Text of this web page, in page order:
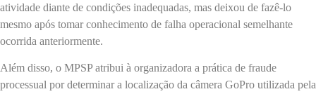
atividade diante de condições inadequadas, mas deixou de fazê-lo
mesmo após tomar conhecimento de falha operacional semelhante
ocorrida anteriormente.
Além disso, o MPSP atribui à organizadora a prática de fraude
processual por determinar a localização da câmera GoPro utilizada pela